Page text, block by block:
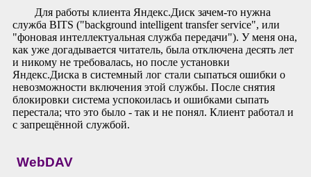
Для работы клиента Яндекс.Диск зачем-то нужна
служба BITS ("background intelligent transfer service", или
"фоновая интеллектуальная служба передачи"). У меня она,
как уже догадывается читатель, была отключена десять лет
и никому не требовалась, но после установки
Яндекс.Диска в системный лог стали сыпаться ошибки о
невозможности включения этой службы. После снятия
блокировки система успокоилась и ошибками сыпать
перестала; что это было - так и не понял. Клиент работал и
с запрещённой службой.
WebDAV